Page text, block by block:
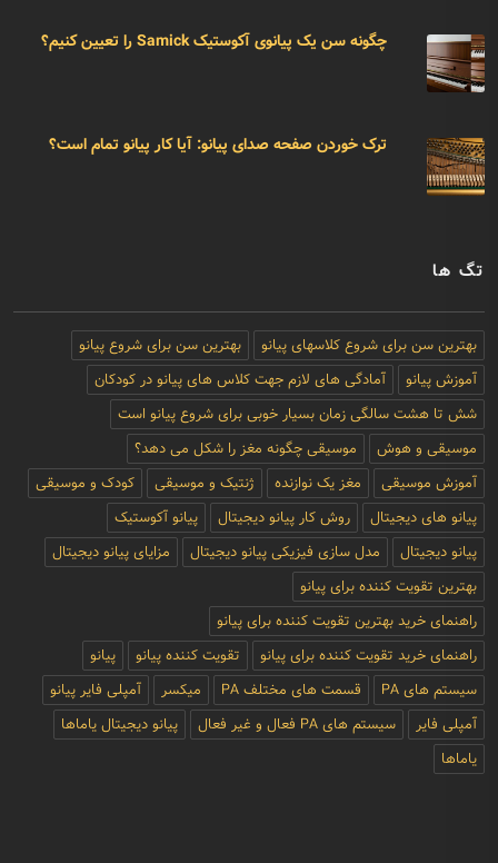
چگونه سن یک پیانوی آکوستیک Samick را تعیین کنیم؟
ترک خوردن صفحه صدای پیانو: آیا کار پیانو تمام است؟
تگ ها
بهترین سن برای شروع کلاسهای پیانو
بهترین سن برای شروع پیانو
آموزش پیانو
آمادگی های لازم جهت کلاس های پیانو در کودکان
شش تا هشت سالگی زمان بسیار خوبی برای شروع پیانو است
موسیقی و هوش
موسیقی چگونه مغز را شکل می دهد؟
آموزش موسیقی
مغز یک نوازنده ژنتیک و موسیقی
کودک و موسیقی
پیانو های دیجیتال
روش کار پیانو دیجیتال
پیانو آکوستیک
پیانو دیجیتال
مدل سازی فیزیکی پیانو دیجیتال
مزایای پیانو دیجیتال
بهترین تقویت کننده برای پیانو
راهنمای خرید بهترین تقویت کننده برای پیانو
راهنمای خرید تقویت کننده برای پیانو
تقویت کننده پیانو
پیانو
سیستم های PA
قسمت های مختلف PA میکسر
آمپلی فایر پیانو
آمپلی فایر
سیستم های PA فعال و غیر فعال
پیانو دیجیتال یاماها
یاماها